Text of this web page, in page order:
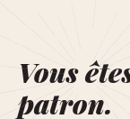
Vous
patron.